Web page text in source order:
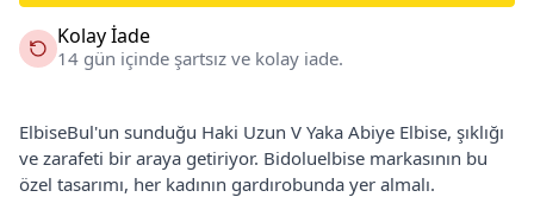
Kolay İade
14 gün içinde şartsız ve kolay iade.
ElbiseBul'un sunduğu Haki Uzun V Yaka Abiye Elbise, şıklığı
ve zarafeti bir araya getiriyor. Bidoluelbise markasının bu
özel tasarımı, her kadının gardırobunda yer almalı.